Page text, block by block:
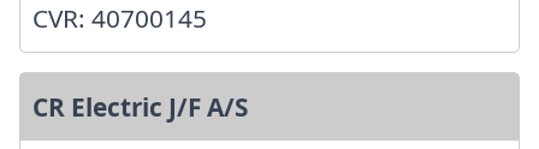
CVR: 40700145
CR Electric J/F A/S